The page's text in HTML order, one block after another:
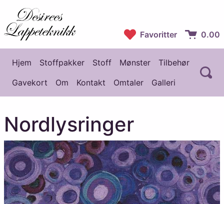
Desirees Lappeteknikk
Favoritter 0.00
Hovedmeny
Hjem Stoffpakker Stoff Mønster
Tilbehør
Gavekort
Om Kontakt Omtaler Galleri
Nordlysringer